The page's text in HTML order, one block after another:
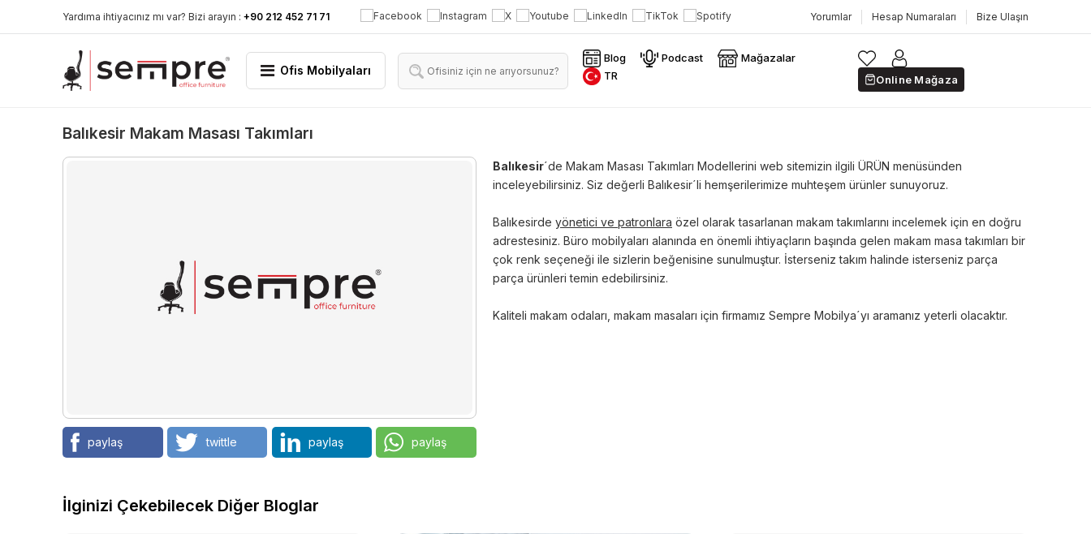
Yardıma ihtiyacınız mı var? Bizi arayın : +90 212 452 71 71 Yorumlar Hesap Numaraları Bize Ulaşın
Ofis Mobilyaları
Blog Podcast
Mağazalar
TR
Online Mağaza
Balıkesir Makam Masası Takımları
paylaş twittle paylaş paylaş
Balıkesir´de Makam Masası Takımları Modellerini web sitemizin ilgili ÜRÜN menüsünden
inceleyebilirsiniz. Siz değerli Balıkesir´li hemşerilerimize muhteşem ürünler sunuyoruz.
Balıkesirde yönetici ve patronlara özel olarak tasarlanan makam takımlarını incelemek için en doğru
adrestesiniz. Büro mobilyaları alanında en önemli ihtiyaçların başında gelen makam masa takımları bir
çok renk seçeneği ile sizlerin beğenisine sunulmuştur. İsterseniz takım halinde isterseniz parça
parça ürünleri temin edebilirsiniz.
Kaliteli makam odaları, makam masaları için firmamız Sempre Mobilya´yı aramanız yeterli olacaktır.
İlginizi Çekebilecek Diğer Bloglar